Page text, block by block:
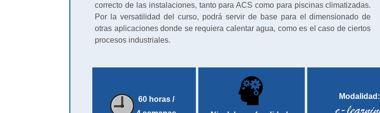
correcto de las instalaciones, tanto para ACS como para piscinas climatizadas.
Por la versatilidad del curso, podrá servir de base para el dimensionado de
otras aplicaciones donde se requiera calentar agua, como es el caso de ciertos
procesos industriales.
60 horas /
Modalidad: